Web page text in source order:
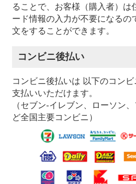
ることで、お客様（購入者）は
ード情報の入力が不要になるの
文をすることができます。
コンビニ後払い
コンビニ後払いは 以下のコン
支払いいただけます。
（セブン-イレブン、ローソン
ど全国主要コンビニ）